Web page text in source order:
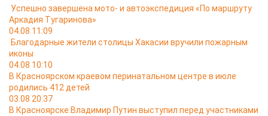
Успешно завершена мото- и автоэкспедиция «По маршруту
Аркадия Тугаринова»
04.08 11:09
Благодарные жители столицы Хакасии вручили пожарным
иконы
04.08 10:10
В Красноярском краевом перинатальном центре в июле
родились 412 детей
03.08 20:37
В Красноярске Владимир Путин выступил перед участниками